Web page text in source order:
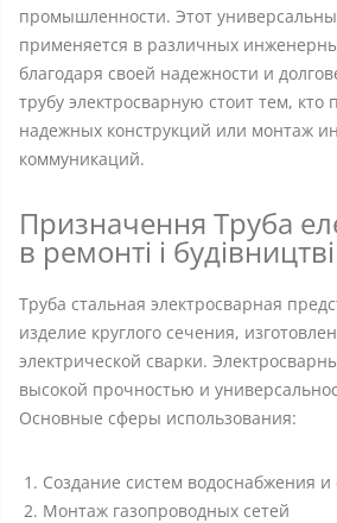
промышленности. Этот
применяется в различных
благодаря своей надежности и
трубу электросварную стоит тем, кто
надежных конструкций или монтаж
коммуникаций.
Призначення Труба
в ремонті і будівництві
Труба стальная электросварная
изделие круглого сечения,
электрической сварки.
высокой прочностью и
Основные сферы использования:
Создание систем водоснабжения и
Монтаж газопроводных сетей